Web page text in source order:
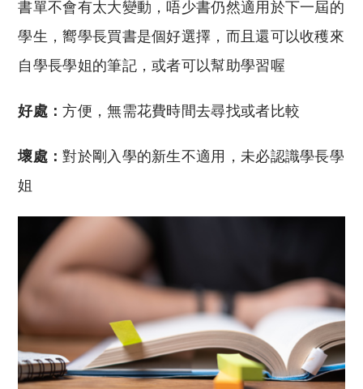
書單不會有太大變動，唔少書仍然適用於下一屆的
學生，嚮學長買書是個好選擇，而且還可以收穫來
自學長學姐的筆記，或者可以幫助學習喔
好處：方便，無需花費時間去尋找或者比較
壞處：對於剛入學的新生不適用，未必認識學長學
姐